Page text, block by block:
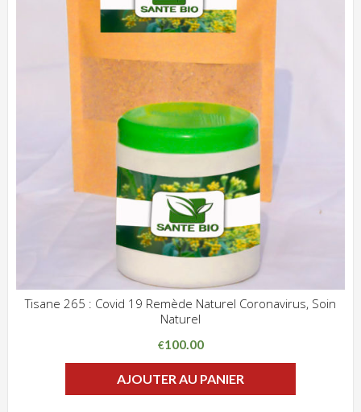
Tisane 265 : Covid 19 Remède Naturel Coronavirus, Soin
Naturel
€100.00
AJOUTER AU PANIER